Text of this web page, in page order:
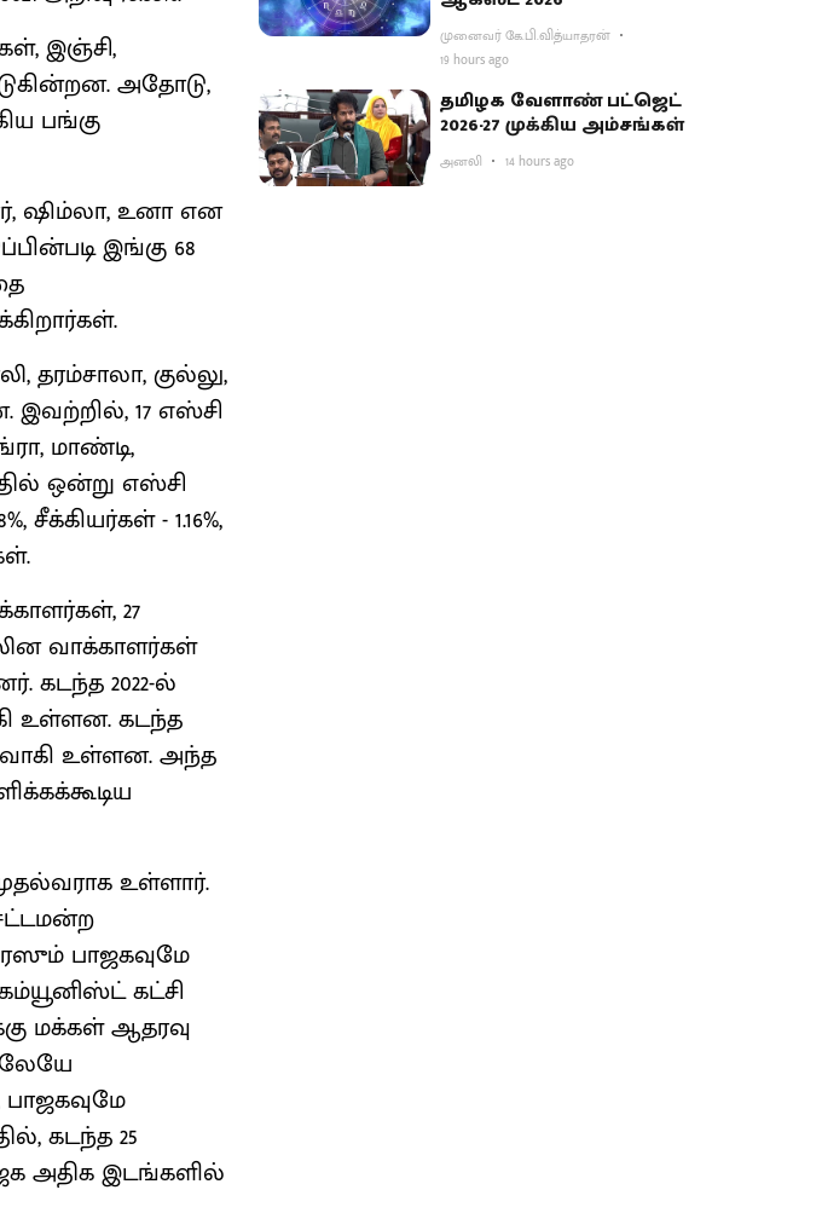
இஞ்சி,
அதோடு,
பங்கு
ஷிம்லா, உனா என
இங்கு 68
தரம்சாலா, குல்லு,
17 எஸ்சி
மாண்டி,
ஒன்று எஸ்சி
சீக்கியர்கள் - 1.16%,
27
வாக்காளர்கள்
கடந்த 2022-ல்
உள்ளன. கடந்த
உள்ளன. அந்த
உள்ளார்.
பாஜகவுமே
கட்சி
மக்கள் ஆதரவு
கடந்த 25
அதிக இடங்களில்
முனைவர் கே.பி.வித்யாதரன்
19 hours ago
தமிழக வேளாண் பட்ஜெட்
2026-27 முக்கிய அம்சங்கள்
அனலி 14 hours ago